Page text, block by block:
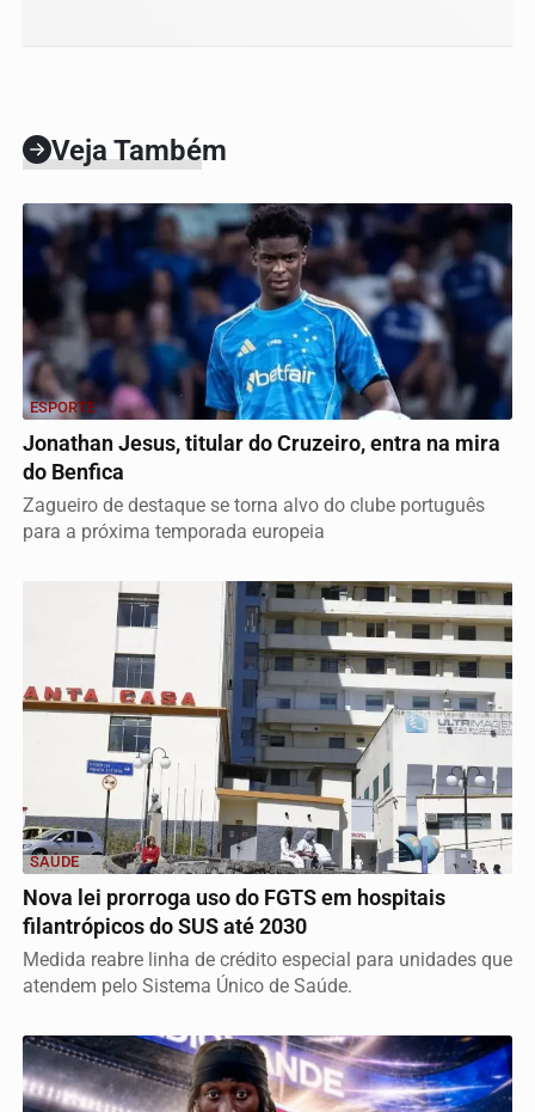
Veja Também
ESPORTE
Jonathan Jesus, titular do Cruzeiro, entra na mira
do Benfica
Zagueiro de destaque se torna alvo do clube português
para a próxima temporada europeia
SAÚDE
Nova lei prorroga uso do FGTS em hospitais
filantrópicos do SUS até 2030
Medida reabre linha de crédito especial para unidades que
atendem pelo Sistema Único de Saúde.